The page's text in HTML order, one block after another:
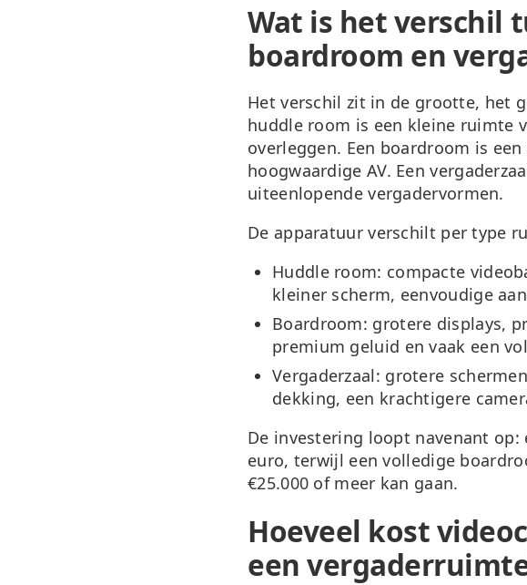
Wat is het verschil
boardroom en
Het verschil zit in de grootte, het
huddle room is een kleine ruimte
overleggen. Een boardroom is
hoogwaardige AV. Een
uiteenlopende vergadervormen.
De apparatuur verschilt per type
Huddle room: compacte
kleiner scherm, eenvoudige
Boardroom: grotere displays,
premium geluid en vaak een
Vergaderzaal: grotere
dekking, een krachtigere
De investering loopt navenant
euro, terwijl een volledige
€25.000 of meer kan gaan.
Hoeveel kost
een